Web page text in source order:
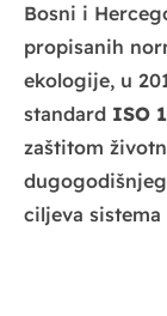
Bosni i
propisanih
ekologije, u
standard ISO
zaštitom
ciljeva